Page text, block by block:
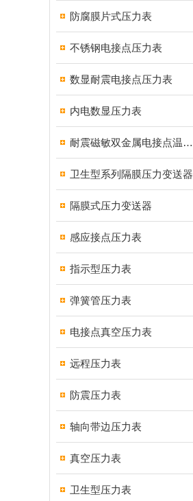
防腐膜片式压力表
不锈钢电接点压力表
数显耐震电接点压力表
内电数显压力表
耐震磁敏双金属电接点温度计
卫生型系列隔膜压力变送器
隔膜式压力变送器
感应接点压力表
指示型压力表
弹簧管压力表
电接点真空压力表
远程压力表
防震压力表
轴向带边压力表
真空压力表
卫生型压力表